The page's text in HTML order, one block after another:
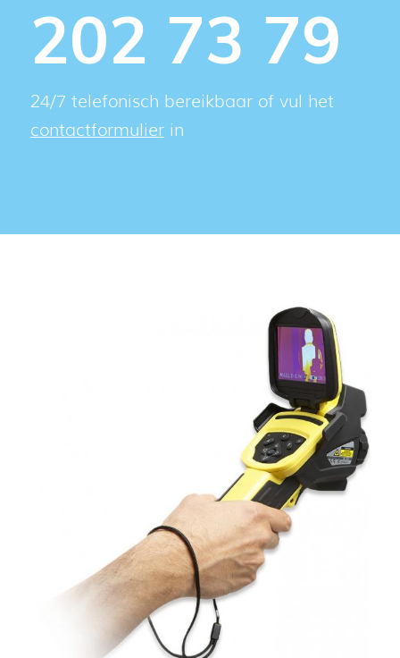
202 73 79
24/7 telefonisch bereikbaar of vul het
contactformulierin